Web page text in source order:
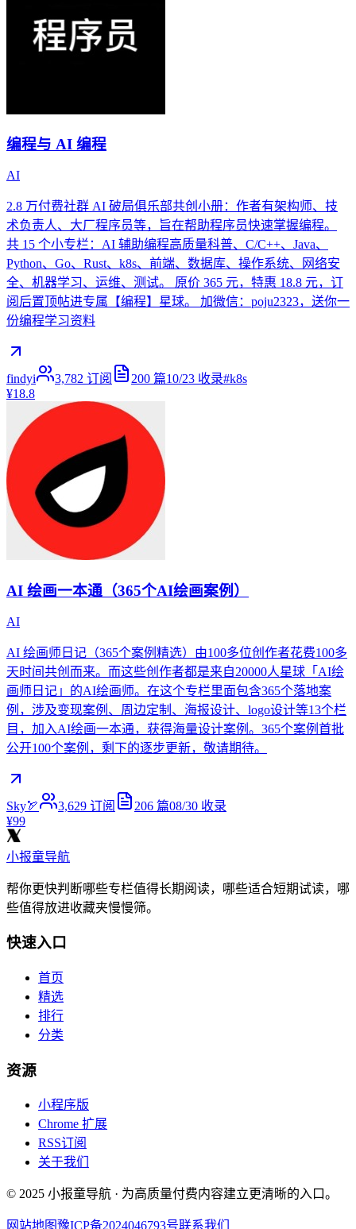
编程与 AI 编程
AI
2.8 万付费社群 AI 破局俱乐部共创小册：作者有架构师、技
术负责人、大厂程序员等，旨在帮助程序员快速掌握编程。
共 15 个小专栏：AI 辅助编程高质量科普、C/C++、Java、
Python、Go、Rust、k8s、前端、数据库、操作系统、网络安
全、机器学习、运维、测试。 原价 365 元，特惠 18.8 元，订
阅后置顶帖进专属【编程】星球。 加微信：poju2323，送你一
份编程学习资料
findyi 3,782 订阅 200 篇10/23 收录#k8s
¥18.8
AI 绘画一本通（365个AI绘画案例）
AI
AI 绘画师日记（365个案例精选）由100多位创作者花费100多
天时间共创而来。而这些创作者都是来自20000人星球「AI绘
画师日记」的AI绘画师。在这个专栏里面包含365个落地案
例，涉及变现案例、周边定制、海报设计、logo设计等13个栏
目，加入AI绘画一本通，获得海量设计案例。365个案例首批
公开100个案例，剩下的逐步更新，敬请期待。
Sky🏹 3,629 订阅 206 篇08/30 收录
¥99
小报童导航
帮你更快判断哪些专栏值得长期阅读，哪些适合短期试读，哪
些值得放进收藏夹慢慢筛。
快速入口
首页
精选
排行
分类
资源
小程序版
Chrome 扩展
RSS订阅
关于我们
© 2025 小报童导航 · 为高质量付费内容建立更清晰的入口。
网站地图豫ICP备2024046793号联系我们